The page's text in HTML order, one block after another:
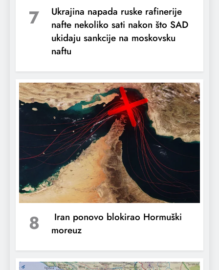
Teško onima koji manipulišu religijom za
političku korist
7
Ukrajina napada ruske rafinerije
nafte nekoliko sati nakon što SAD
ukidaju sankcije na moskovsku
naftu
8
Iran ponovo blokirao Hormuški
moreuz